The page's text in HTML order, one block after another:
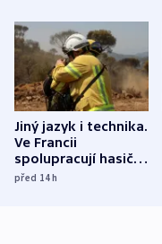
Jiný jazyk i technika.
Ve Francii
spolupracují hasiči z
různých zemí
před 14h